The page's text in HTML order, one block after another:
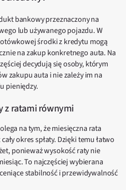
bankowy przeznaczony na
lub używanego pojazdu. W
środki z kredytu mogą
na zakup konkretnego auta. Na
decydują się osoby, którym
zakupu auta i nie zależy im na
pieniędzy.
z ratami równymi
na tym, że miesięczna rata
okres spłaty. Dzięki temu łatwo
ponieważ wysokość raty nie
To najczęściej wybierana
stabilność i przewidywalność